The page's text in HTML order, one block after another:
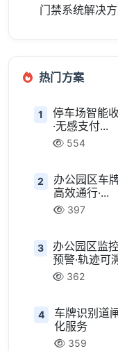
门禁系统解决
热门方案
1
停车场智能
·无感支付...
554
2
办公园区车
高效通行·...
397
3
办公园区监
预警·轨迹可
362
4
车牌识别道
化服务
359